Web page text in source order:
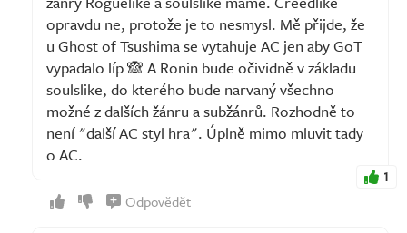
opravdu ne, protože je to nesmysl. Mě přijde, že
u Ghost of Tsushima se vytahuje AC jen aby GoT
vypadalo líp 🙈 A Ronin bude očividně v základu
soulslike, do kterého bude narvaný všechno
možné z dalších žánru a subžánrů. Rozhodně to
není "další AC styl hra". Úplně mimo mluvit tady
o AC.
1
Odpovědět